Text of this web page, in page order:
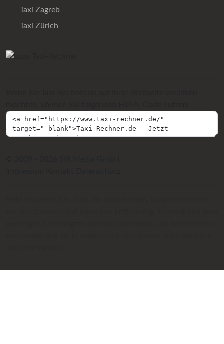
Taxi Zagreb
Taxi Zürich